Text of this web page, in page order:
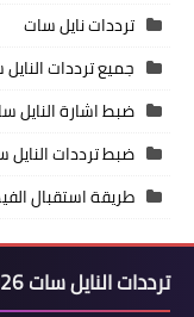
ترددات نايل سات
جميع ترددات
ضبط اشارة النايل
ضبط ترددات
طريقة استقبال
ترددات النايل سات 2026